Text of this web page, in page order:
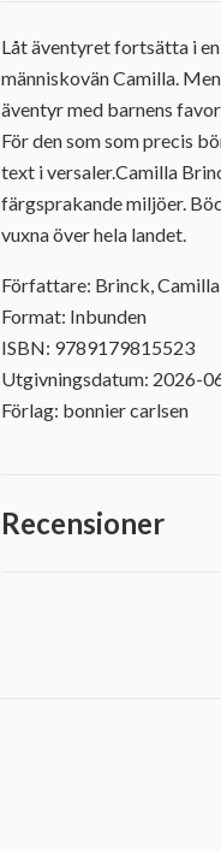
Låt äventyret fortsätta i
människovän Camilla.
äventyr med barnens
För den som som precis
text i versaler.Camilla
färgsprakande miljöer.
vuxna över hela landet.
Författare: Brinck, Camilla
Format: Inbunden
ISBN: 9789179815523
Utgivningsdatum: 2026-
Förlag: bonnier carlsen
Recensioner